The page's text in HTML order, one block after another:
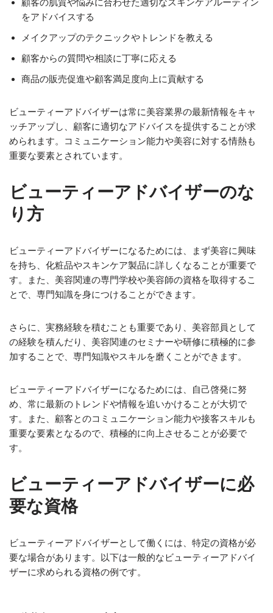
顧客の肌質や悩みに合わせた適切なスキンケアルーティン
をアドバイスする
メイクアップのテクニックやトレンドを教える
顧客からの質問や相談に丁寧に応える
商品の販売促進や顧客満足度向上に貢献する
ビューティーアドバイザーは常に美容業界の最新情報をキャ
ッチアップし、顧客に適切なアドバイスを提供することが求
められます。コミュニケーション能力や美容に対する情熱も
重要な要素とされています。
ビューティーアドバイザーのな
り方
ビューティーアドバイザーになるためには、まず美容に興味
を持ち、化粧品やスキンケア製品に詳しくなることが重要で
す。また、美容関連の専門学校や美容師の資格を取得するこ
とで、専門知識を身につけることができます。
さらに、実務経験を積むことも重要であり、美容部員として
の経験を積んだり、美容関連のセミナーや研修に積極的に参
加することで、専門知識やスキルを磨くことができます。
ビューティーアドバイザーになるためには、自己啓発に努
め、常に最新のトレンドや情報を追いかけることが大切で
す。また、顧客とのコミュニケーション能力や接客スキルも
重要な要素となるので、積極的に向上させることが必要で
す。
ビューティーアドバイザーに必
要な資格
ビューティーアドバイザーとして働くには、特定の資格が必
要な場合があります。以下は一般的なビューティーアドバイ
ザーに求められる資格の例です。